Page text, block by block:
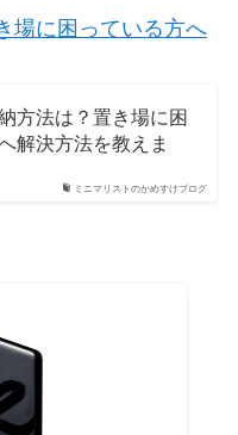
場に困っている方へ
ミニマリストのかめすけブログ
方法は？置き場に困
解決方法を教えま